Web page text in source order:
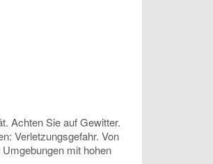
Achten Sie auf Gewitter.
Verletzungsgefahr. Von
mit hohen